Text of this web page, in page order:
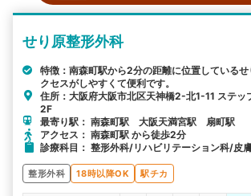
せり原整形外科
特徴：南森町駅から2分の距離に位置している
クセスがしやすくて便利です。
住所：大阪府大阪市北区天神橋2-北1-11 ステッ
2F
最寄り駅： 南森町駅 大阪天満宮駅 扇町駅
アクセス： 南森町駅 から徒歩2分
診療科目： 整形外科/リハビリテーション科/皮
整形外科 18時以降OK 駅チカ